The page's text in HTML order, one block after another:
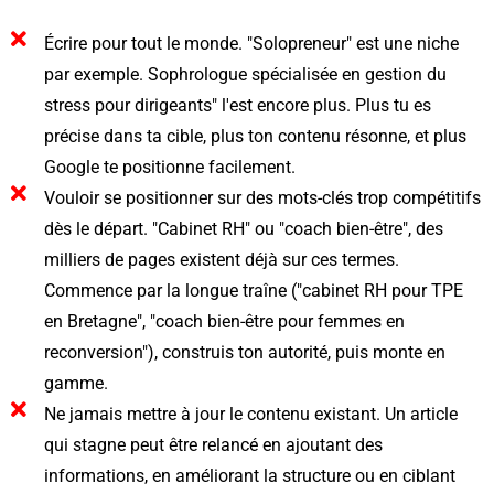
Écrire pour tout le monde. "Solopreneur" est une niche
par exemple. Sophrologue spécialisée en gestion du
stress pour dirigeants" l'est encore plus. Plus tu es
précise dans ta cible, plus ton contenu résonne, et plus
Google te positionne facilement.
Vouloir se positionner sur des mots-clés trop compétitifs
dès le départ. "Cabinet RH" ou "coach bien-être", des
milliers de pages existent déjà sur ces termes.
Commence par la longue traîne ("cabinet RH pour TPE
en Bretagne", "coach bien-être pour femmes en
reconversion"), construis ton autorité, puis monte en
gamme.
Ne jamais mettre à jour le contenu existant. Un article
qui stagne peut être relancé en ajoutant des
informations, en améliorant la structure ou en ciblant